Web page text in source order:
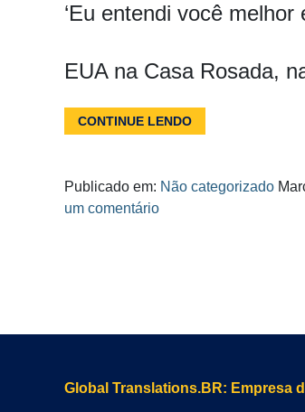
‘Eu entendi você
EUA na Casa Rosada,
CONTINUE LENDO
Publicado em: Não categorizado
um comentário
Global Translations.BR: Empresa